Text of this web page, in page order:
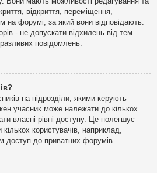
відкриття, переміщення,
на форумі, за який вони відповідають.
- не допускати відхилень від тем
повідомлень.
на підрозділи, якими керують
учасник може належати до кількох
власні рівні доступу. Це полегшує
користувачів, наприклад,
доступ до приватних форумів.